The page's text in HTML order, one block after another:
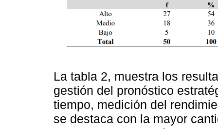
La tabla 2, muestra los
gestión del pronóstico
tiempo, medición del
se destaca con la mayor